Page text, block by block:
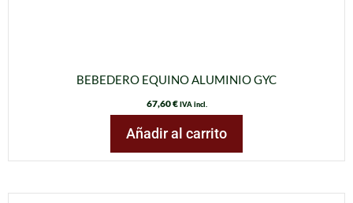
BEBEDERO EQUINO ALUMINIO GYC
67,60€ IVA incl.
Añadir al carrito